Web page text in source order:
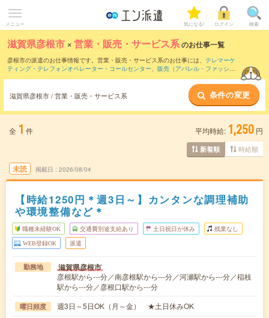
メニュー 気になる! ログイン 検索
滋賀県彦根市 ×営業・販売・サービス系のお仕事一覧
彦根市の派遣のお仕事情報です。営業・販売・サービス系のお仕事には、 テレマーケ
ティング・テレフォンオペレーター・コールセンター、 販売（アパレル・ファッショ
などのこだわり条件で絞り込んでいただけます。
滋賀県彦根市 / 営業・販売・サービス系 条件の変更
全 1 件 平均時給: 1,250 円
新着順 時給順
未読 掲載日 2026/08/04
【時給1250円＊週3日～】カンタンな調理補助
や環境整備など＊
職種未経験OK 交通費別途支給あり 土日祝日が休み 残業なし
WEB登録OK 派遣
勤務地 滋賀県彦根市
彦根駅から---分／南彦根駅から---分／河瀬駅から---分／稲枝
駅から---分／彦根口駅から---分
曜日頻度 週3日～5日OK（月～金） ★土日休みOK